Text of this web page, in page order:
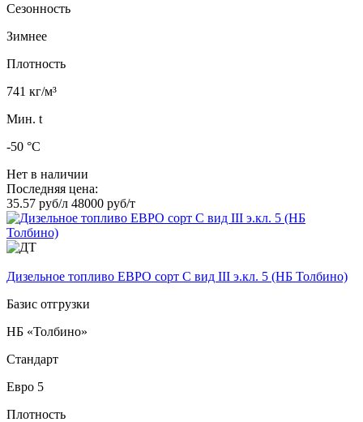
Сезонность
Зимнее
Плотность
741 кг/м³
Мин. t
-50 °C
Нет в наличии
Последняя цена:
35.57 руб/л 48000 руб/т
Дизельное топливо ЕВРО сорт C вид III э.кл. 5 (НБ Толбино)
Базис отгрузки
НБ «Толбино»
Стандарт
Евро 5
Плотность